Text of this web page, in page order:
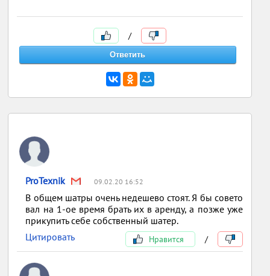
/
ProTexnik 09.02.20 16:52
В общем шатры очень недешево стоят. Я бы совето
вал на 1-ое время брать их в аренду, а позже уже
прикупить себе собственный шатер.
Цитировать
Нравится /